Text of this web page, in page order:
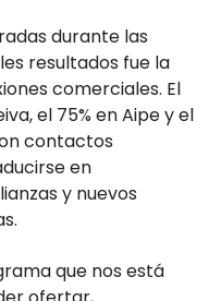
durante las
resultados fue la
comerciales. El
el 75% en Aipe y el
contactos
en
y nuevos
que nos está